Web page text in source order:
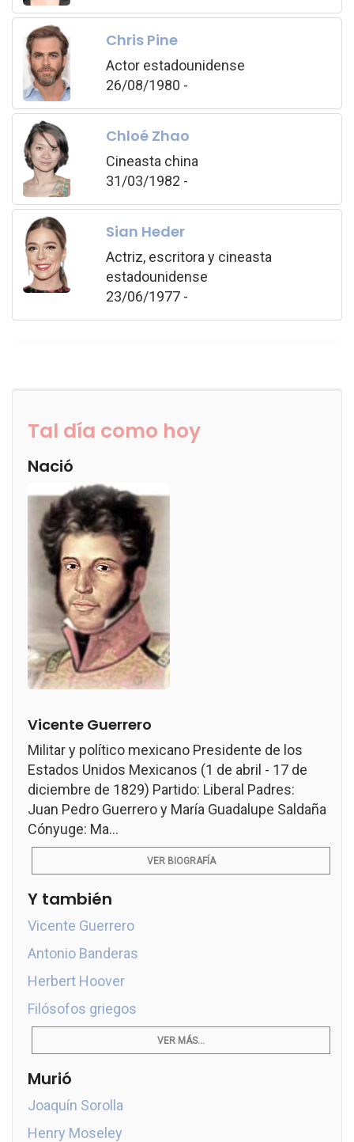
Chris Pine
Actor estadounidense
26/08/1980 -
Chloé Zhao
Cineasta china
31/03/1982 -
Sian Heder
Actriz, escritora y cineasta
estadounidense
23/06/1977 -
Tal día como hoy
Nació
Vicente Guerrero
Militar y político mexicano Presidente de los
Estados Unidos Mexicanos (1 de abril - 17 de
diciembre de 1829) Partido: Liberal Padres:
Juan Pedro Guerrero y María Guadalupe Saldaña
Cónyuge: Ma...
VER BIOGRAFÍA
Y también
Vicente Guerrero
Antonio Banderas
Herbert Hoover
Filósofos griegos
VER MÁS...
Murió
Joaquín Sorolla
Henry Moseley